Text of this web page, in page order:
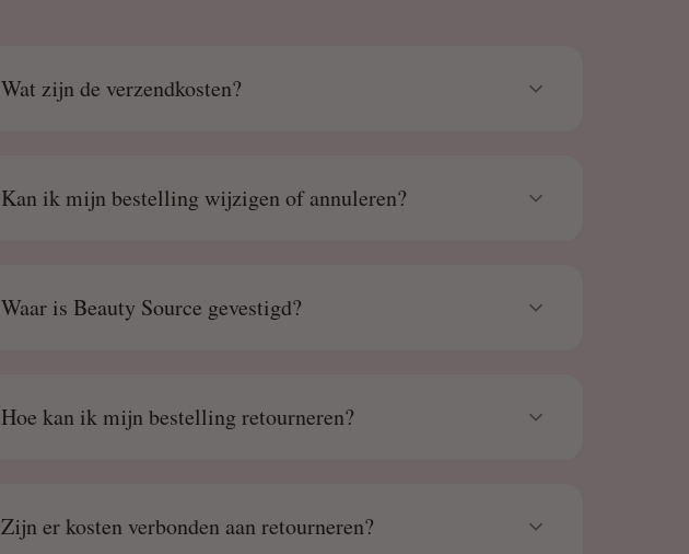
Wat zijn de verzendkosten?
Kan ik mijn bestelling wijzigen of annuleren?
Waar is Beauty Source gevestigd?
Hoe kan ik mijn bestelling retourneren?
Zijn er kosten verbonden aan retourneren?